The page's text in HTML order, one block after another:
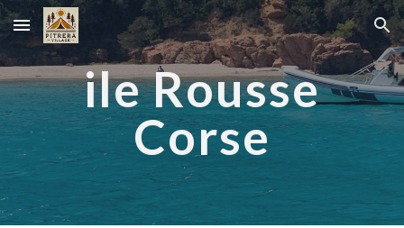
Skip to main content Skip to navigation
ile Rousse
Corse